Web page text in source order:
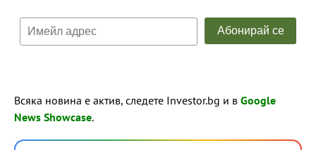
Всяка новина е актив, следете Investor.bg и в Google
News Showcase.